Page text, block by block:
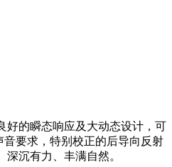
好的瞬态响应及大动态设计，可
要求，特别校正的后导向反射
沉有力、丰满自然。